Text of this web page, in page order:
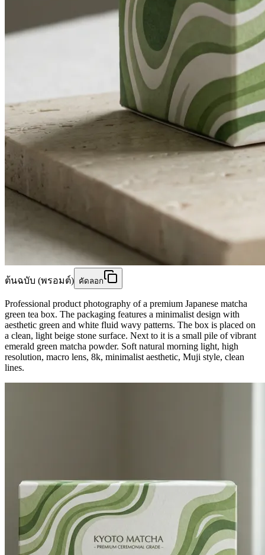
ต้นฉบับ (พรอมต์) คัดลอก
Professional product photography of a premium Japanese matcha
green tea box. The packaging features a minimalist design with
aesthetic green and white fluid wavy patterns. The box is placed on
a clean, light beige stone surface. Next to it is a small pile of vibrant
emerald green matcha powder. Soft natural morning light, high
resolution, macro lens, 8k, minimalist aesthetic, Muji style, clean
lines.